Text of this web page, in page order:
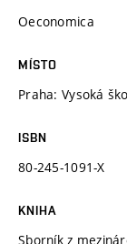
Oeconomica
MÍSTO
Praha: Vysoká
ISBN
80-245-1091-X
KNIHA
Sborník z